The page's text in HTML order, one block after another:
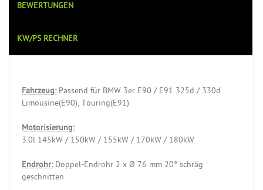
BEWERTUNGEN
KW/PS RECHNER
Fahrzeug:Passend für BMW 3er E90 / E91 325d / 330d
Limousine(E90), Touring(E91)
Motorisierung:
3.0l 145kW / 150kW / 155kW / 170kW / 180kW
Endrohr:Doppel-Endrohr 2 x Ø 76 mm 20° schräg
geschnitten